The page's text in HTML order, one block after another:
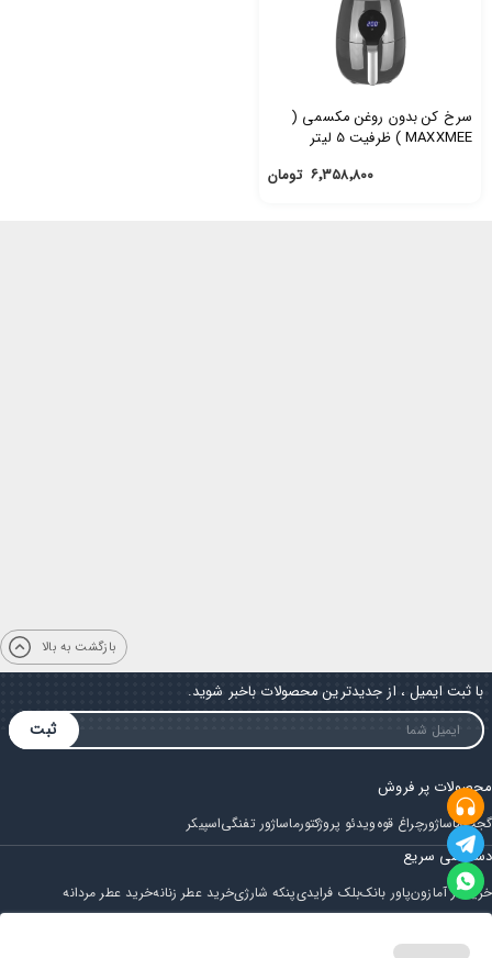
سرخ کن بدون روغن مکسمی (
MAXXMEE ) ظرفیت 5 لیتر
۶٬۳۵۸٬۸۰۰ تومان
بازگشت به بالا
با ثبت ایمیل ، از جدیدترین محصولات باخبر شوید.
ثبت
محصولات پر فروش
گجتماساژورچراغ قوهویدئو پروژکتورماساژور تفنگیاسپیکر
دسترسی سریع
خرید از آمازونپاور بانکبلک فرایدیپنکه شارژیخرید عطر زنانهخرید عطر مردانه